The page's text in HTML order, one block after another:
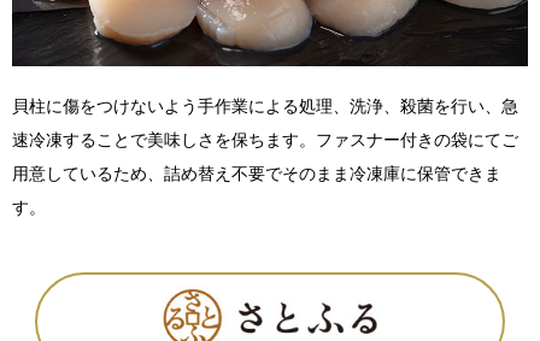
貝柱に傷をつけないよう手作業による処理、洗浄、殺菌を行い、急
速冷凍することで美味しさを保ちます。ファスナー付きの袋にてご
用意しているため、詰め替え不要でそのまま冷凍庫に保管できま
す。